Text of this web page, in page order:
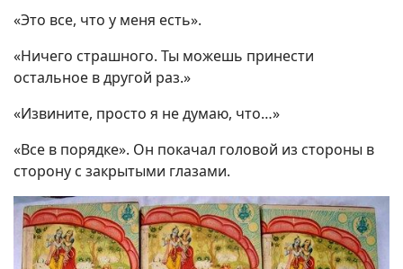
«Это все, что у меня есть».
«Ничего страшного. Ты можешь принести
остальное в другой раз.»
«Извините, просто я не думаю, что…»
«Все в порядке». Он покачал головой из стороны в
сторону с закрытыми глазами.